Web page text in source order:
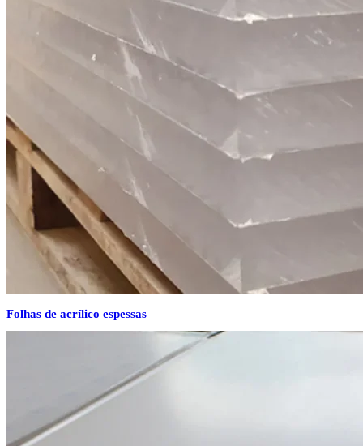
Folhas de acrílico espessas